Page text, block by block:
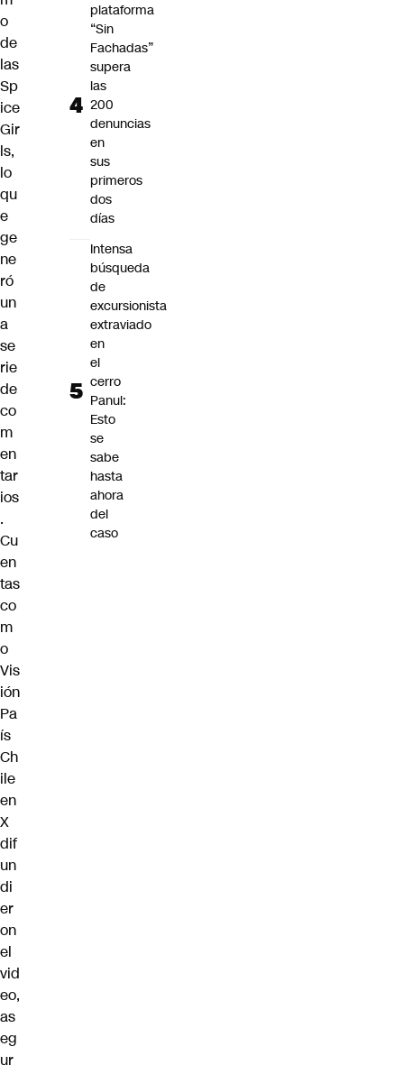
o
de
las
Sp
ice
Gir
ls,
lo
qu
e
ge
ne
ró
un
a
se
rie
de
co
m
en
tar
ios
.
Cu
en
tas
co
m
o
Vis
ión
Pa
ís
Ch
ile
en
X
dif
un
di
er
on
el
vid
eo,
as
eg
ur
plataforma
“Sin
Fachadas”
supera
las
200
denuncias
en
sus
primeros
dos
días
Intensa
búsqueda
de
excursionista
extraviado
en
el
cerro
Panul:
Esto
se
sabe
hasta
ahora
del
caso